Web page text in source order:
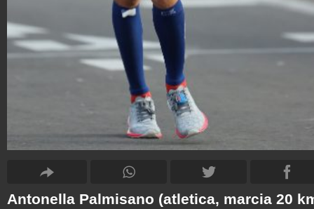
Antonella Palmisano (atletica, marcia 20